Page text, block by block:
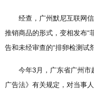
经查，广州默尼互联网信
推销商品的形式，变相发布“
告和未经审查的“排卵检测试
今年3月，广东省广州市
广告法》有关规定，对当事